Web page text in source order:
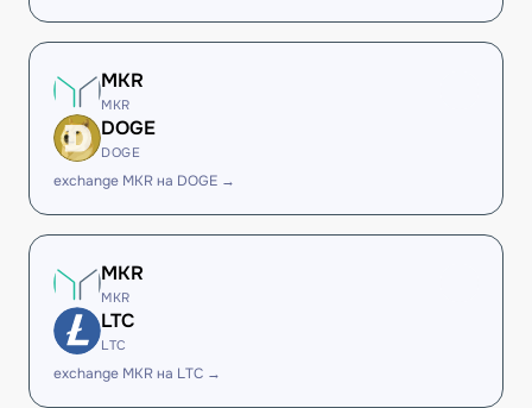
MKR
MKR
DOGE
DOGE
exchange MKR на DOGE →
MKR
MKR
LTC
LTC
exchange MKR на LTC →